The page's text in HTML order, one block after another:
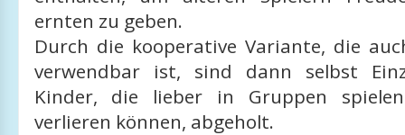
ernten zu geben.
Durch die kooperative Variante, die
verwendbar ist, sind dann selbst
Kinder, die lieber in Gruppen
verlieren können, abgeholt.